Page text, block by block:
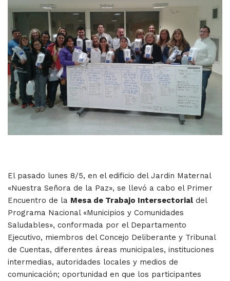
El pasado lunes 8/5, en el edificio del Jardin Maternal
«Nuestra Señora de la Paz», se llevó a cabo el Primer
Encuentro de la Mesa de Trabajo Intersectorial del
Programa Nacional «Municipios y Comunidades
Saludables», conformada por el Departamento
Ejecutivo, miembros del Concejo Deliberante y Tribunal
de Cuentas, diferentes áreas municipales, instituciones
intermedias, autoridades locales y medios de
comunicación; oportunidad en que los participantes